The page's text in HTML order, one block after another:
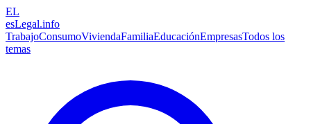
EL
esLegal.info
TrabajoConsumoViviendaFamiliaEducaciónEmpresasTodos los
temas